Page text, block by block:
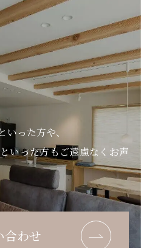
った方や、
いった方もご遠慮なくお声
合わせ